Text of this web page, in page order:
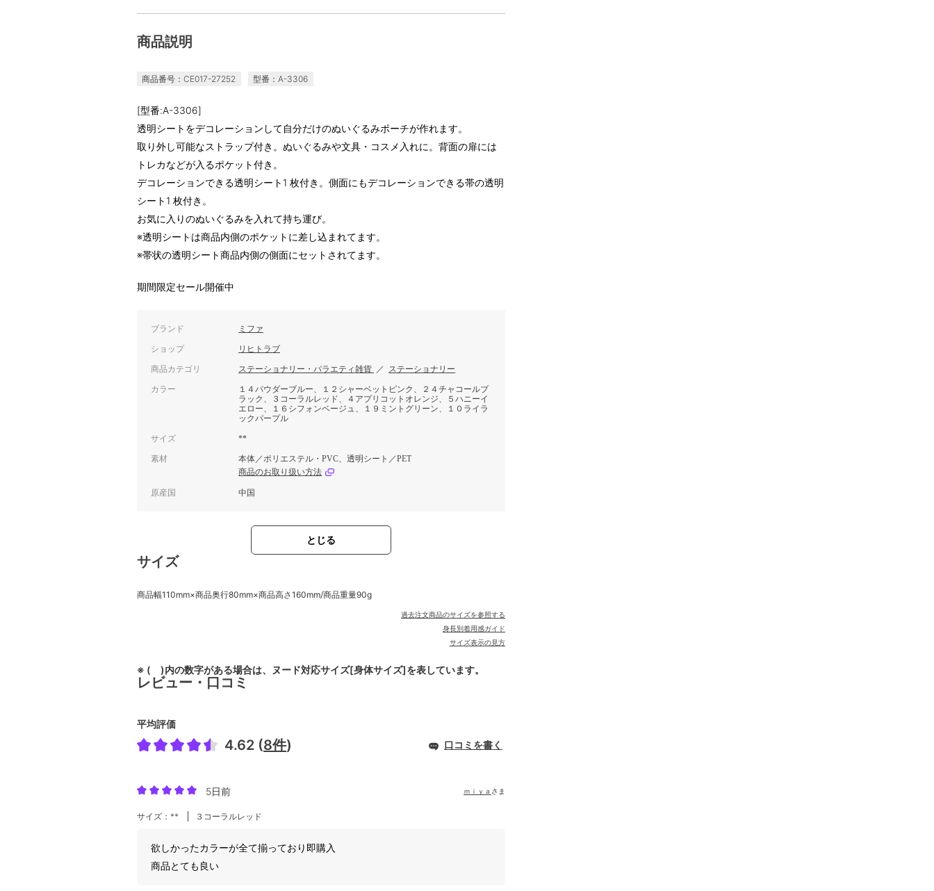
商品説明
商品番号：CE017-27252 型番：A-3306
[型番:A-3306]
透明シートをデコレーションして自分だけのぬいぐるみポーチが作れます。
取り外し可能なストラップ付き。ぬいぐるみや文具・コスメ入れに。背面の扉には
トレカなどが入るポケット付き。
デコレーションできる透明シート1 枚付き。側面にもデコレーションできる帯の透明
シート1 枚付き。
お気に入りのぬいぐるみを入れて持ち運び。
※透明シートは商品内側のポケットに差し込まれてます。
※帯状の透明シート商品内側の側面にセットされてます。
期間限定セール開催中
ブランド ミファ
ショップ リヒトラブ
商品カテゴリ ステーショナリー・バラエティ雑貨 ／ ステーショナリー
カラー
１４パウダーブルー、１２シャーベットピンク、２４チャコールブ
ラック、３コーラルレッド、４アプリコットオレンジ、５ハニーイ
エロー、１６シフォンベージュ、１９ミントグリーン、１０ライラ
ックパープル
サイズ **
素材
本体／ポリエステル・PVC、透明シート／PET
商品のお取り扱い方法
原産国 中国
とじる
サイズ
商品幅110mm×商品奥行80mm×商品高さ160mm/商品重量90g
過去注文商品のサイズを参照する
身長別着用感ガイド
サイズ表示の見方
※ ( )内の数字がある場合は、ヌード対応サイズ[身体サイズ]を表しています。
レビュー・口コミ
平均評価
4.62 (8件) 口コミを書く
5日前 ｍｉｙａ さま
サイズ：** ３コーラルレッド
欲しかったカラーが全て揃っており即購入
商品とても良い